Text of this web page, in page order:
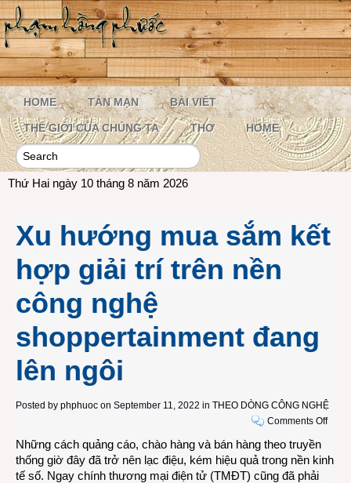
HOME TẢN MẠN BÀI VIẾT
THẾ GIỚI CỦA CHÚNG TA THƠ HOME
Thứ Hai ngày 10 tháng 8 năm 2026
Xu hướng mua sắm kết
hợp giải trí trên nền
công nghệ
shoppertainment đang
lên ngôi
Posted by phphuoc on September 11, 2022 in THEO DÒNG CÔNG NGHỆ
Comments Offon
mua
Những cách quảng cáo, chào hàng và bán hàng theo truyền
thống giờ đây đã trở nên lạc điệu, kém hiệu quả trong nền kinh
tế số. Ngay chính thương mại điện tử (TMĐT) cũng đã phải